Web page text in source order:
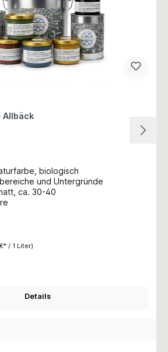
Allbäck
biologisch
und Untergründe
ca. 30-40
/ 1 Liter)
Details